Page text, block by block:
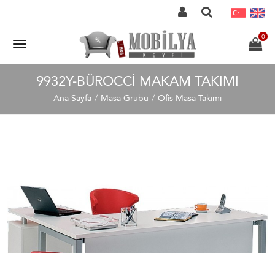
9932Y-BÜROCCI MAKAM TAKIMI
Ana Sayfa Masa Grubu Ofis Masa Takımı